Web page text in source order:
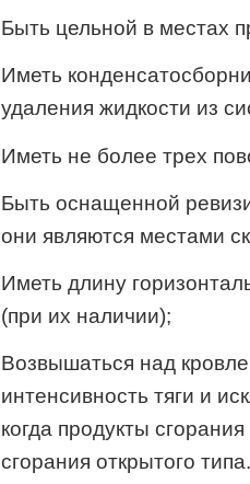
Быть цельной в местах
Иметь
удаления жидкости из
Иметь не более трех
Быть оснащенной
они являются местами
Иметь длину
(при их наличии);
Возвышаться над
интенсивность тяги и
когда продукты
сгорания открытого типа.